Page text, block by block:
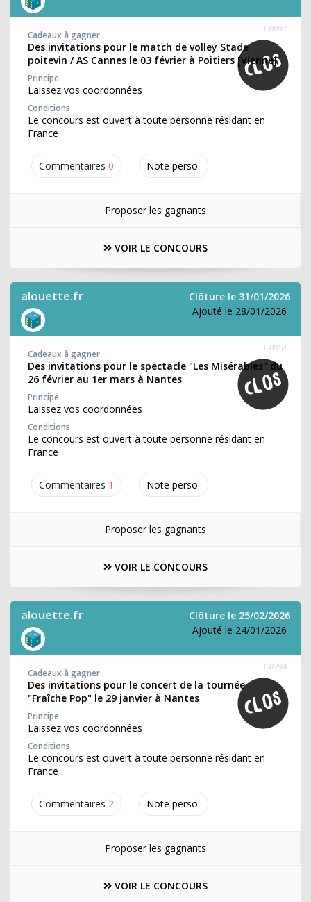
Commentaires 0 Note perso
359097
Cadeaux à gagner
Des invitations pour le match de volley Stade
poitevin / AS Cannes le 03 février à Poitiers [Vienne]
Principe
Laissez vos coordonnées
Conditions
Le concours est ouvert à toute personne résidant en
France
Proposer les gagnants
VOIR LE CONCOURS
alouette.fr
Clôture le 31/01/2026
Ajouté le 28/01/2026
Commentaires 1 Note perso
358959
Cadeaux à gagner
Des invitations pour le spectacle "Les Misérables" du
26 février au 1er mars à Nantes
Principe
Laissez vos coordonnées
Conditions
Le concours est ouvert à toute personne résidant en
France
Proposer les gagnants
VOIR LE CONCOURS
alouette.fr
Clôture le 25/02/2026
Ajouté le 24/01/2026
Commentaires 2 Note perso
358794
Cadeaux à gagner
Des invitations pour le concert de la tournée
"Fraîche Pop" le 29 janvier à Nantes
Principe
Laissez vos coordonnées
Conditions
Le concours est ouvert à toute personne résidant en
France
Proposer les gagnants
VOIR LE CONCOURS